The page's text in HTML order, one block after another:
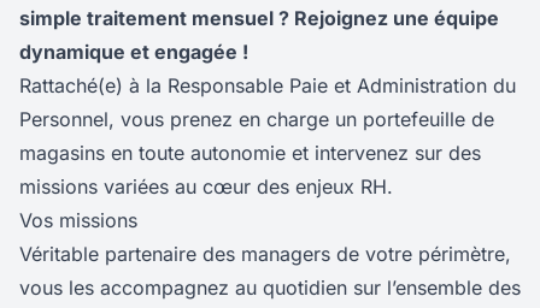
simple traitement mensuel ? Rejoignez une équipe
dynamique et engagée !
Rattaché(e) à la Responsable Paie et Administration du
Personnel, vous prenez en charge un portefeuille de
magasins en toute autonomie et intervenez sur des
missions variées au cœur des enjeux RH.
Vos missions
Véritable partenaire des managers de votre périmètre,
vous les accompagnez au quotidien sur l’ensemble des